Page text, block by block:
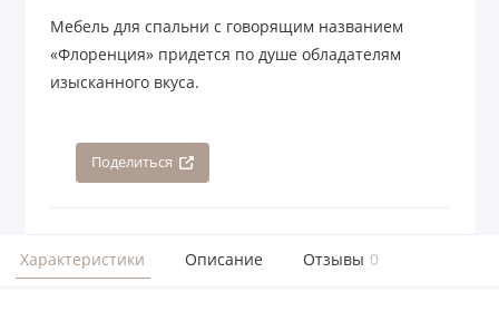
Мебель для спальни с говорящим названием
«Флоренция» придется по душе обладателям
изысканного вкуса.
Поделиться
Характеристики Описание Отзывы 0